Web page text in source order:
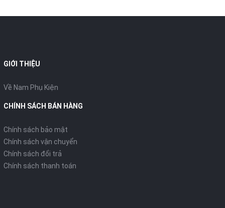
GIỚI THIỆU
Về Nam Phụ Kiện
CHÍNH SÁCH BÁN HÀNG
Chính sách bảo mật
Chính sách vận chuyển
Chính sách đổi trả
Chính sách thanh toán